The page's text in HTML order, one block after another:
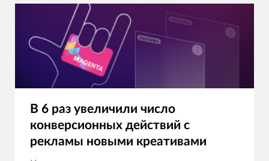
В 6 раз увеличили число
конверсионных действий с
рекламы новыми креативами